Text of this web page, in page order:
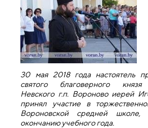
30 мая 2018 года настоятель
святого благоверного князя
Невского г.п. Вороново иерей
принял участие в
Вороновской средней школе,
окончанию учебного года.